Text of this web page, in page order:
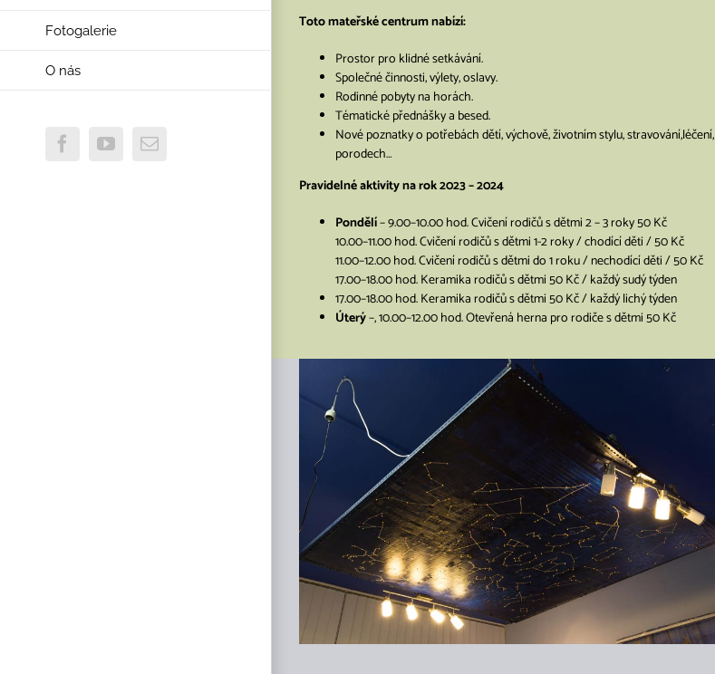
Fotogalerie
O nás
FacebookYouTube
E-
Toto mateřské centrum nabízí:
Prostor pro klidné setkávání.
Společné činnosti, výlety, oslavy.
Rodinné pobyty na horách.
Tématické přednášky a besed.
Nové poznatky o potřebách dětí, výchově, životním stylu, stravování,léčení,
porodech…
Pravidelné aktivity na rok 2023 – 2024
Pondělí– 9.00–10.00 hod. Cvičení rodičů s dětmi 2 – 3 roky 50 Kč
10.00–11.00 hod. Cvičení rodičů s dětmi 1-2 roky / chodící děti / 50 Kč
11.00–12.00 hod. Cvičení rodičů s dětmi do 1 roku / nechodící děti / 50 Kč
17.00–18.00 hod. Keramika rodičů s dětmi 50 Kč / každý sudý týden
17.00–18.00 hod. Keramika rodičů s dětmi 50 Kč / každý lichý týden
Úterý–, 10.00–12.00 hod. Otevřená herna pro rodiče s dětmi 50 Kč